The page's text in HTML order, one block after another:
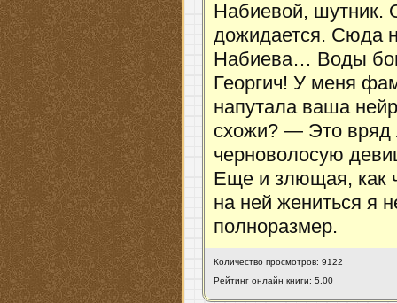
Набиевой, шутник.
дожидается. Сюда
Набиева… Воды
Георгич! У меня
напутала ваша
схожи? — Это
черноволосую
Еще и злющая, как
на ней жениться я
полноразмер.
Количество просмотров: 9122
Рейтинг онлайн книги: 5.00